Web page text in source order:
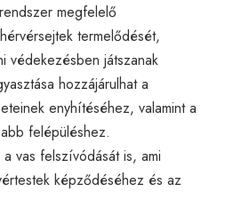
megfelelő
termelődését,
védekezésben játszanak
hozzájárulhat a
enyhítéséhez, valamint a
felépüléshez.
vas felszívódását is, ami
képződéséhez és az